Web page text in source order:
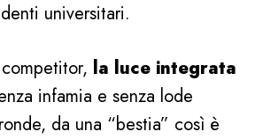
universitari.
la luce integrata
infamia e senza lode
da una “bestia” così è